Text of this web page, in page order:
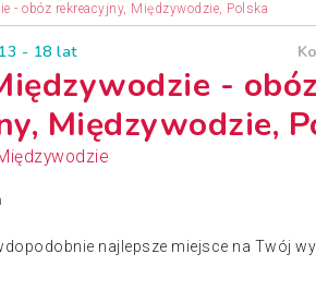
- obóz rekreacyjny, Międzywodzie, Polska
- 18 lat
- obóz
Międzywodzie,
najlepsze miejsce na Twój